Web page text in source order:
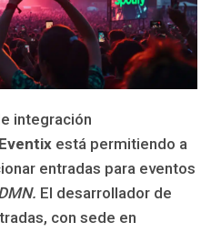
integración
Eventix está permitiendo a
entradas para eventos
El desarrollador de
con sede en